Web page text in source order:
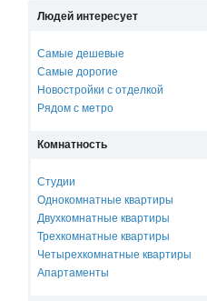
Людей интересует
Самые дешевые
Самые дорогие
Новостройки с отделкой
Рядом с метро
Комнатность
Студии
Однокомнатные квартиры
Двухкомнатные квартиры
Трехкомнатные квартиры
Четырехкомнатные квартиры
Апартаменты